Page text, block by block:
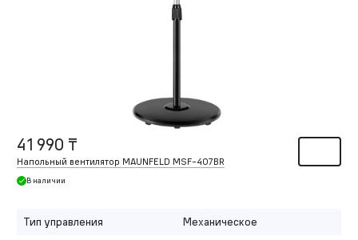
41 990 ₸
Напольный вентилятор MAUNFELD MSF-407BR
В наличии
Тип управления
Механическое